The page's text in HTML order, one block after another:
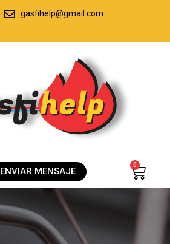
gasfihelp@gmail.com
ENVIAR MENSAJE
0